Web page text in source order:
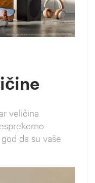
veličina
da su vaše